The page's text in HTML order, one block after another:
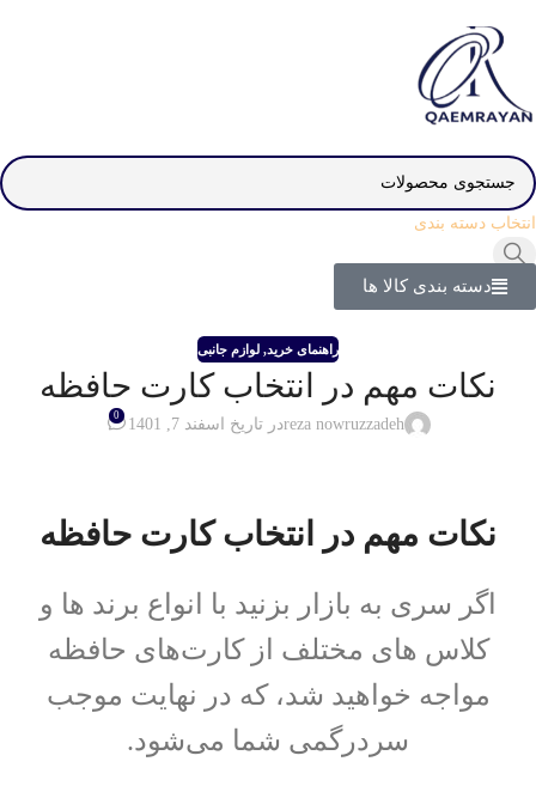
انتخاب دسته بندی
دسته بندی کالا ها
راهنمای خرید, لوازم جانبی
نکات مهم در انتخاب کارت حافظه
reza nowruzzadehدر تاریخ اسفند 7, 1401 0
نکات مهم در انتخاب کارت حافظه
اگر سری به بازار بزنید با انواع برند ها و
کلاس های مختلف از کارت‌های حافظه
مواجه خواهید شد، که در نهایت موجب
سردرگمی شما می‌شود.